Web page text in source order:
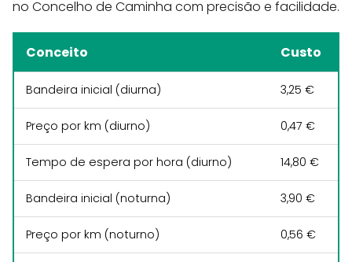
no Concelho de Caminha com precisão e facilidade.
Conceito Custo
Bandeira inicial (diurna) 3,25 €
Preço por km (diurno) 0,47 €
Tempo de espera por hora (diurno) 14,80 €
Bandeira inicial (noturna) 3,90 €
Preço por km (noturno) 0,56 €